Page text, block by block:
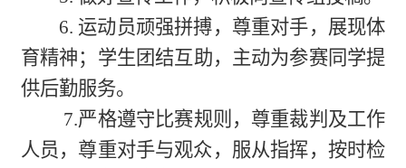
6. 运动员顽强拼搏，尊重对手，展现体
育精神；学生团结互助，主动为参赛同学提
供后勤服务。
7.严格遵守比赛规则， 尊重裁判及工作
人员，尊重对手与观众， 服从指挥，按时检